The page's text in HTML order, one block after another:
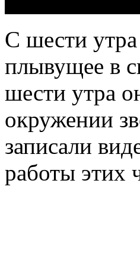
С шести
плывущее в
шести утра
окружении
записали
работы этих